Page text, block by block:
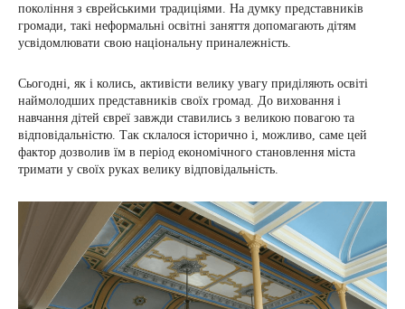
покоління з єврейськими традиціями. На думку представників
громади, такі неформальні освітні заняття допомагають дітям
усвідомлювати свою національну приналежність.
Сьогодні, як і колись, активісти велику увагу приділяють освіті
наймолодших представників своїх громад. До виховання і
навчання дітей євреї завжди ставились з великою повагою та
відповідальністю. Так склалося історично і, можливо, саме цей
фактор дозволив їм в період економічного становлення міста
тримати у своїх руках велику відповідальність.